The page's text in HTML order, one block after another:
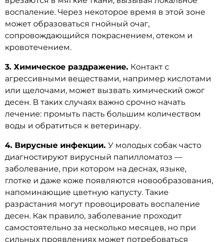
воспаление. Через некоторое время в этой зоне
может образоваться гнойный очаг,
сопровождающийся покраснением, отеком и
кровотечением.
3. Химическое раздражение. Контакт с
агрессивными веществами, например кислотами
или щелочами, может вызвать химический ожог
десен. В таких случаях важно срочно начать
лечение: промыть пасть большим количеством
воды и обратиться к ветеринару.
4. Вирусные инфекции. У молодых собак часто
диагностируют вирусный папилломатоз —
заболевание, при котором на деснах, языке,
глотке и даже коже появляются новообразования,
напоминающие цветную капусту. Такие
разрастания могут провоцировать воспаление
десен. Как правило, заболевание проходит
самостоятельно за несколько месяцев, но при
сильных проявлениях может потребоваться